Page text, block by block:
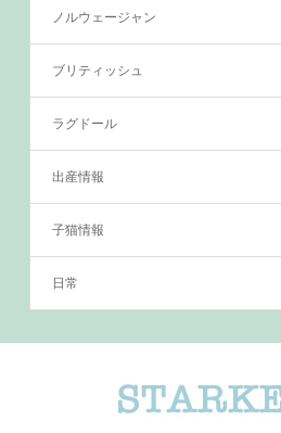
ノルウェージャン
ブリティッシュ
ラグドール
出産情報
子猫情報
日常